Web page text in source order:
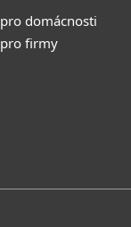
domácnosti
firmy